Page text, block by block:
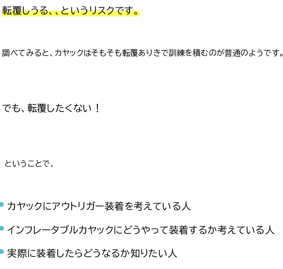
転覆しうる、、というリスクです。
調べてみると、カヤックはそもそも転覆ありきで訓練を積むのが普通のようです。
でも、転覆したくない！
ということで、
カヤックにアウトリガー装着を考えている人
インフレータブルカヤックにどうやって装着するか考えている人
実際に装着したらどうなるか知りたい人